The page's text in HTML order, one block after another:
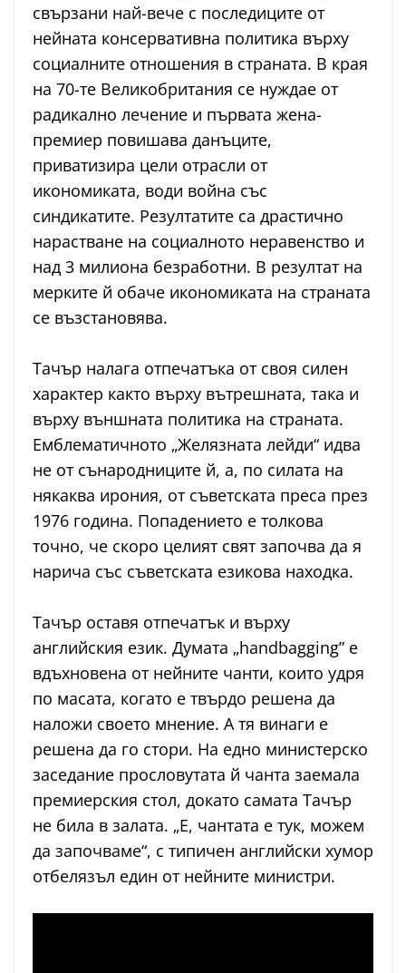
свързани най-вече с последиците от
нейната консервативна политика върху
социалните отношения в страната. В края
на 70-те Великобритания се нуждае от
радикално лечение и първата жена-
премиер повишава данъците,
приватизира цели отрасли от
икономиката, води война със
синдикатите. Резултатите са драстично
нарастване на социалното неравенство и
над 3 милиона безработни. В резултат на
мерките й обаче икономиката на страната
се възстановява.
Тачър налага отпечатъка от своя силен
характер както върху вътрешната, така и
върху външната политика на страната.
Емблематичното „Желязната лейди“ идва
не от сънародниците й, а, по силата на
някаква ирония, от съветската преса през
1976 година. Попадението е толкова
точно, че скоро целият свят започва да я
нарича със съветската езикова находка.
Тачър оставя отпечатък и върху
английския език. Думата „handbagging” е
вдъхновена от нейните чанти, които удря
по масата, когато е твърдо решена да
наложи своето мнение. А тя винаги е
решена да го стори. На едно министерско
заседание прословутата й чанта заемала
премиерския стол, докато самата Тачър
не била в залата. „Е, чантата е тук, можем
да започваме“, с типичен английски хумор
отбелязъл един от нейните министри.